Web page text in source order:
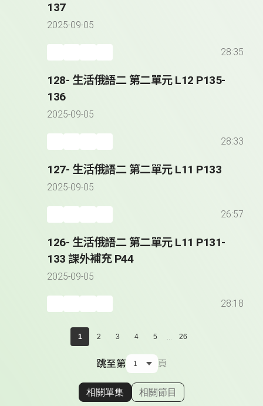
137
2025-09-05
28:35
128- 生活俄語二 第二單元 L12 P135-
136
2025-09-05
28:33
127- 生活俄語二 第二單元 L11 P133
2025-09-05
26:57
126- 生活俄語二 第二單元 L11 P131-
133 課外補充 P44
2025-09-05
28:18
1 2 3 4 5 ... 26
跳至第 頁
顯示相關單集
相關單集 相關節目